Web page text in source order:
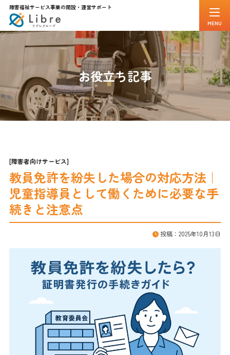
障害福祉サービス事業の開設・運営サポート
MENU
お役立ち記事
[障害者向けサービス]
教員免許を紛失した場合の対応方法｜
児童指導員として働くために必要な手
続きと注意点
投稿：2025年10月13日
トップページ
事務所案内
代表紹介
スタッフ一覧
お客様インタビュー
解決事例
よくある質問
はじめての方へ
よくある質問
無料相談について
サービス（開業支援）
就労継続支援A型・B型
就労移行支援
児童発達支援／放課後等デイサービス
共同生活援助（グループホーム）
居宅介護／重度訪問介護／同行援護／行動援護